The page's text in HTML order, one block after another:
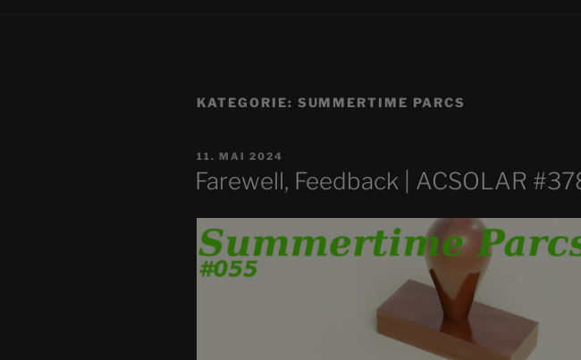
KATEGORIE: SUMMERTIME PARCS
VERÖFFENTLICHT
AM
11. MAI 2024
Farewell, Feedback | ACSOLAR